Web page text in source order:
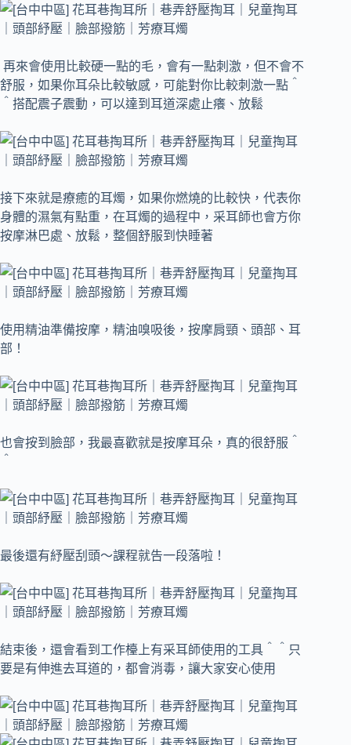
再來會使用比較硬一點的毛，會有一點刺激，但不會不
舒服，如果你耳朵比較敏感，可能對你比較刺激一點＾
＾搭配震子震動，可以達到耳道深處止癢、放鬆
接下來就是療癒的耳燭，如果你燃燒的比較快，代表你
身體的濕氣有點重，在耳燭的過程中，采耳師也會方你
按摩淋巴處、放鬆，整個舒服到快睡著
使用精油準備按摩，精油嗅吸後，按摩肩頸、頭部、耳
部！
也會按到臉部，我最喜歡就是按摩耳朵，真的很舒服＾
最後還有紓壓刮頭～課程就告一段落啦！
結束後，還會看到工作檯上有采耳師使用的工具＾＾只
要是有伸進去耳道的，都會消毒，讓大家安心使用